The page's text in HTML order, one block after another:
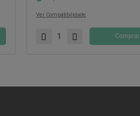
Ver Compatibilidade
Comprar